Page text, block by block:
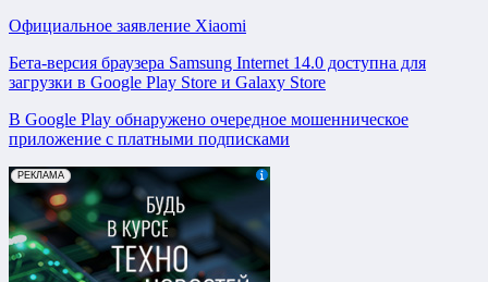
Официальное заявление Xiaomi
Бета-версия браузера Samsung Internet 14.0 доступна для
загрузки в Google Play Store и Galaxy Store
В Google Play обнаружено очередное мошенническое
приложение с платными подписками